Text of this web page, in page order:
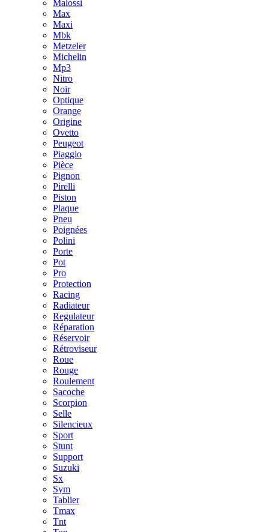
Malossi
Max
Maxi
Mbk
Metzeler
Michelin
Mp3
Nitro
Noir
Optique
Orange
Origine
Ovetto
Peugeot
Piaggio
Pièce
Pignon
Pirelli
Piston
Plaque
Pneu
Poignées
Polini
Porte
Pot
Pro
Protection
Racing
Radiateur
Regulateur
Réparation
Réservoir
Rétroviseur
Roue
Rouge
Roulement
Sacoche
Scorpion
Selle
Silencieux
Sport
Stunt
Support
Suzuki
Sx
Sym
Tablier
Tmax
Tnt